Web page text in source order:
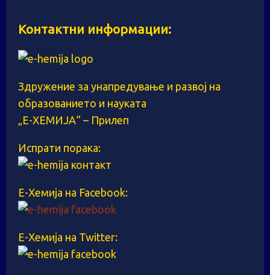
Контактни информации:
Здружение за унапредување и развој на
образованието и науката
„Е-ХЕМИЈА“ – Прилеп
Испрати порака:
Е-Хемија на Facebook:
Е-Хемија на Twitter: